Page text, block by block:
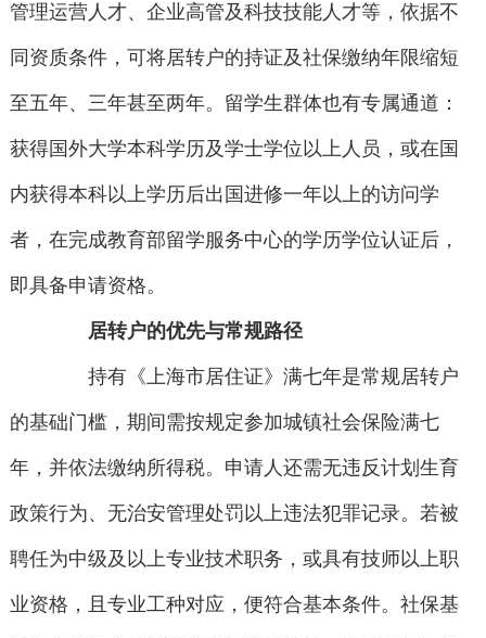
管理运营人才、企业高管及科技技能人才等，依据不
同资质条件，可将居转户的持证及社保缴纳年限缩短
至五年、三年甚至两年。留学生群体也有专属通道：
获得国外大学本科学历及学士学位以上人员，或在国
内获得本科以上学历后出国进修一年以上的访问学
者，在完成教育部留学服务中心的学历学位认证后，
即具备申请资格。
居转户的优先与常规路径
持有《上海市居住证》满七年是常规居转户
的基础门槛，期间需按规定参加城镇社会保险满七
年，并依法缴纳所得税。申请人还需无违反计划生育
政策行为、无治安管理处罚以上违法犯罪记录。若被
聘任为中级及以上专业技术职务，或具有技师以上职
业资格，且专业工种对应，便符合基本条件。社保基